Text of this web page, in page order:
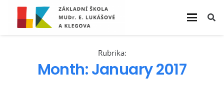
Rubrika:
Month:January 2017